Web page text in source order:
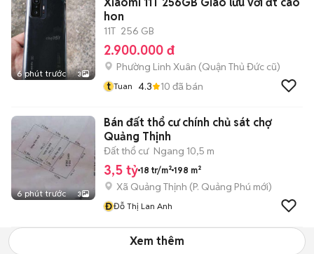
6 phút trước 3
hon
11T 256 GB
2.900.000 đ
Phường Linh Xuân (Quận Thủ Đức cũ)
t Tuan 4.3 10 đã bán
6 phút trước 3
Bán đất thổ cư chính chủ sát chợ
Quảng Thịnh
Đất thổ cư Ngang 10,5 m
3,5 tỷ 18 tr/m² 198 m²
Xã Quảng Thịnh (P. Quảng Phú mới)
ĐĐỗ Thị Lan Anh
Xem thêm